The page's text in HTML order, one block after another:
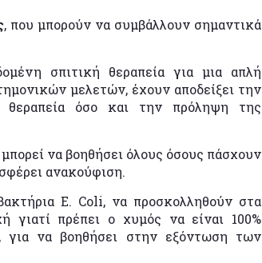
, που μπορούν να συμβάλλουν σημαντικά
σπιτική θεραπεία για μια απλή
μελετών, έχουν αποδείξει την
θεραπεία όσο και την πρόληψη της
να βοηθήσει όλους όσους πάσχουν
ανακούφιση.
E. Coli, να προσκολληθούν στα
γιατί πρέπει ο χυμός να είναι 100%
για να βοηθήσει στην εξόντωση των